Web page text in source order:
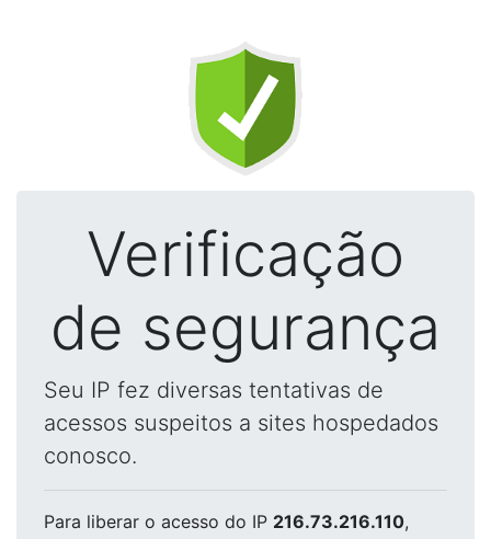
Verificação
de segurança
Seu IP fez diversas tentativas de
acessos suspeitos a sites hospedados
conosco.
Para liberar o acesso do IP 216.73.216.110,